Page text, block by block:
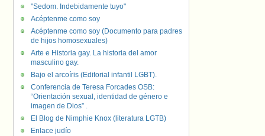
"Sedom. Indebidamente tuyo"
Acéptenme como soy
Acéptenme como soy (Documento para padres
de hijos homosexuales)
Arte e Historia gay. La historia del amor
masculino gay.
Bajo el arcoíris (Editorial infantil LGBT).
Conferencia de Teresa Forcades OSB:
“Orientación sexual, identidad de género e
imagen de Dios” .
El Blog de Nimphie Knox (literatura LGTB)
Enlace judío